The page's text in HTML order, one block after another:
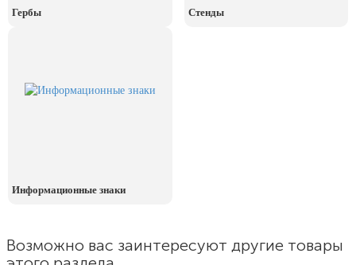
День рыбака (второе воскресенье
июля)
28 июля, День Крещения Руси
Гербы Стенды
Информационные знаки
Возможно вас заинтересуют другие товары